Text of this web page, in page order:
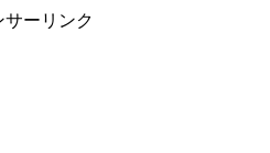
サーリンク